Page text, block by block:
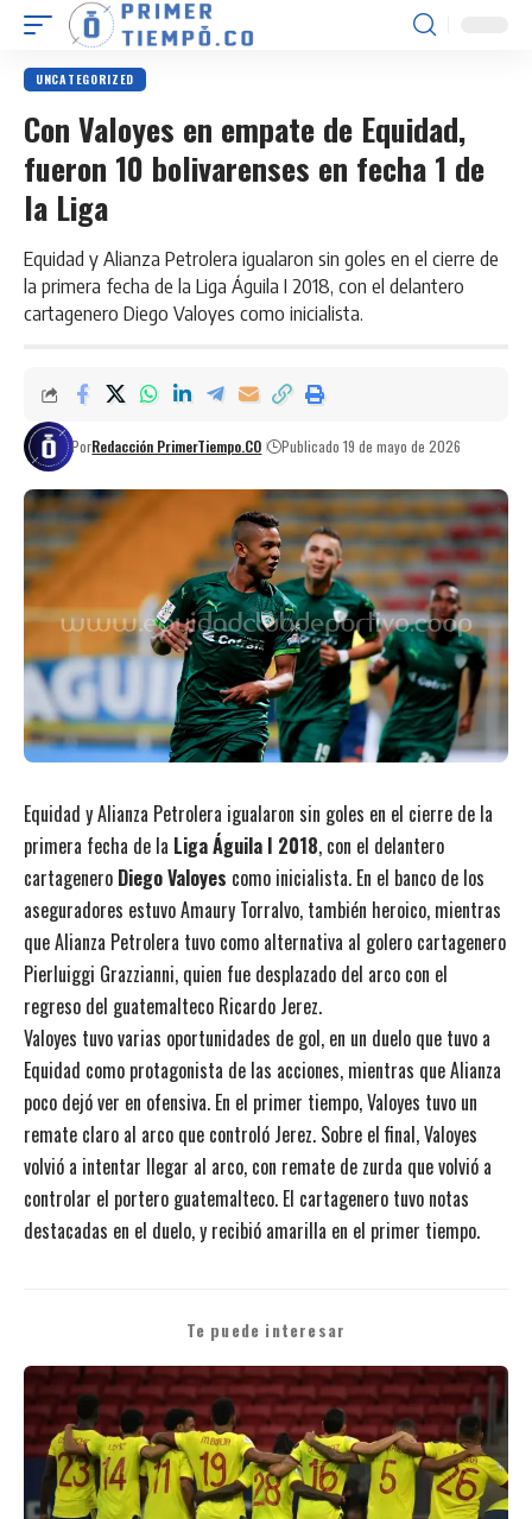
UNCATEGORIZED
Con Valoyes en empate de Equidad,
fueron 10 bolivarenses en fecha 1 de
la Liga
Equidad y Alianza Petrolera igualaron sin goles en el cierre de
la primera fecha de la Liga Águila I 2018, con el delantero
cartagenero Diego Valoyes como inicialista.
PorRedacción PrimerTiempo.CO Publicado 19 de mayo de 2026
Equidad y Alianza Petrolera igualaron sin goles en el cierre de la
primera fecha de la Liga Águila I 2018, con el delantero
cartagenero Diego Valoyes como inicialista. En el banco de los
aseguradores estuvo Amaury Torralvo, también heroico, mientras
que Alianza Petrolera tuvo como alternativa al golero cartagenero
Pierluiggi Grazzianni, quien fue desplazado del arco con el
regreso del guatemalteco Ricardo Jerez.
Valoyes tuvo varias oportunidades de gol, en un duelo que tuvo a
Equidad como protagonista de las acciones, mientras que Alianza
poco dejó ver en ofensiva. En el primer tiempo, Valoyes tuvo un
remate claro al arco que controló Jerez. Sobre el final, Valoyes
volvió a intentar llegar al arco, con remate de zurda que volvió a
controlar el portero guatemalteco. El cartagenero tuvo notas
destacadas en el duelo, y recibió amarilla en el primer tiempo.
Te puede interesar